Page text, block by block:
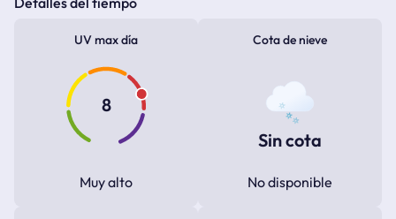
UV max día
8
Muy alto
Cota de nieve
Sin cota
No disponible